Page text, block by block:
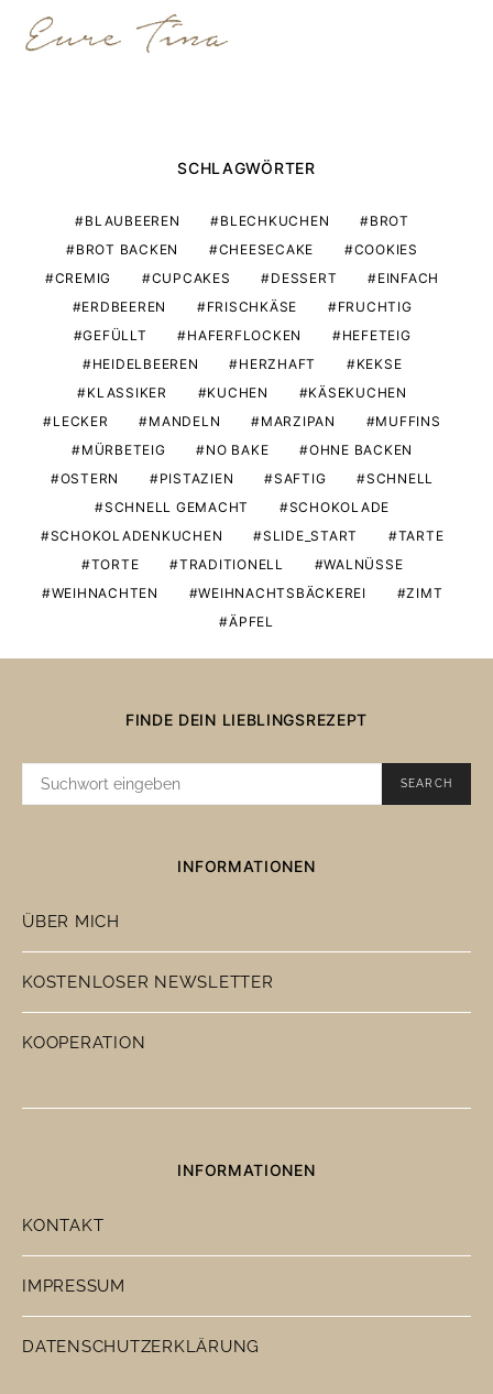
SCHLAGWÖRTER
BLAUBEEREN BLECHKUCHEN
BROT
BROT BACKEN
CHEESECAKE
COOKIES
CREMIG
CUPCAKES DESSERT
EINFACH
ERDBEEREN
FRISCHKÄSE
FRUCHTIG
GEFÜLLT
HAFERFLOCKEN
HEFETEIG
HEIDELBEEREN
HERZHAFT
KEKSE
KLASSIKER
KUCHEN
KÄSEKUCHEN
LECKER
MANDELN MARZIPAN
MUFFINS
MÜRBETEIG
NO BAKE
OHNE BACKEN
OSTERN
PISTAZIEN SAFTIG
SCHNELL
SCHNELL GEMACHT
SCHOKOLADE
SCHOKOLADENKUCHEN
SLIDE_START
TARTE
TORTE
TRADITIONELL
WALNÜSSE
WEIHNACHTEN
WEIHNACHTSBÄCKEREI
ZIMT
ÄPFEL
FINDE DEIN LIEBLINGSREZEPT
SUCHE
SEARCH
INFORMATIONEN
ÜBER MICH
KOSTENLOSER NEWSLETTER
KOOPERATION
INFORMATIONEN
KONTAKT
IMPRESSUM
DATENSCHUTZERKLÄRUNG